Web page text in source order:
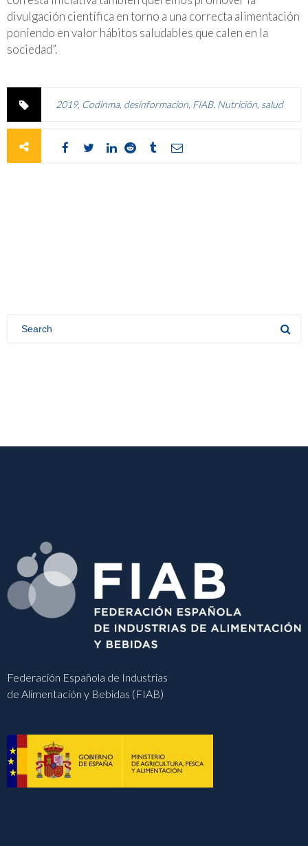
divulgación científica en torno a una correcta alimentación
poniendo en valor hábitos saludables que calen en la
sociedad”.
2019, Codinma desinformacion FIAB, Nutrición salud
Federación Española de Industrias
de Alimentación y Bebidas (FIAB)